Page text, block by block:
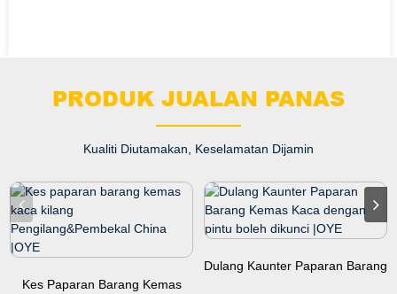
PRODUK JUALAN PANAS
Kualiti Diutamakan, Keselamatan Dijamin
Kes Paparan Barang Kemas
Dulang Kaunter Paparan Barang